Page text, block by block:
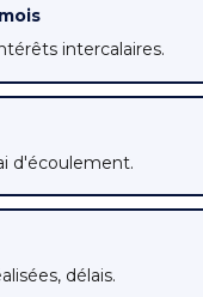
intercalaires.
d'écoulement.
délais.